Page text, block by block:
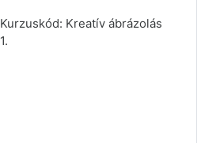
Kurzuskód: Kreatív ábrázolás
1.